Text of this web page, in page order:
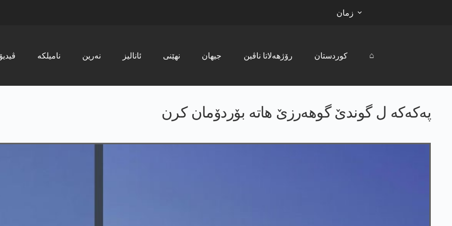
زمان
ڤیدیۆ نامیلکە نەرین ئانالیز نھێنی جیھان رۆژھەلاتا ناڤین کوردستان ⌂
په‌كه‌كه‌ ل گوندێ گوهه‌رزێ هاته‌ بۆردۆمان كرن